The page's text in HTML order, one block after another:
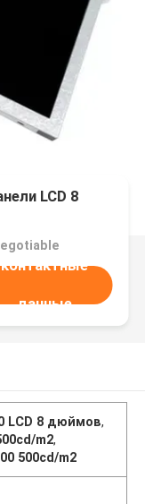
LCD 8
контактные
данные
LCD 8 дюймов,
m2,
500cd/m2